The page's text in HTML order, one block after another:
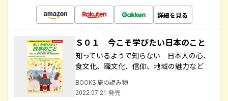
詳細を見る
Ｓ０１ 今こそ学びたい日本のこと
知っているようで知らない 日本人の心、
食文化、職文化、信仰、地域の魅力など
BOOKS 旅の読み物
2022.07.21 発売